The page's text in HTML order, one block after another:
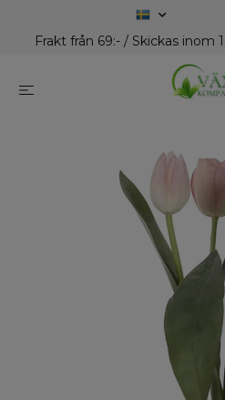
Frakt från 69:- / Skickas inom